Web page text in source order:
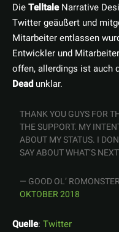
DieTelltaleNarrative
Twitter geäußert und
Mitarbeiter entlassen
Entwickler und
offen, allerdings ist auch
Deadunklar.
THANK YOU GUYS FOR
THE SUPPORT. MY
ABOUT MY STATUS. I
SAY ABOUT WHAT’S
— GOOD OL’
OKTOBER 2018
Quelle: Twitter